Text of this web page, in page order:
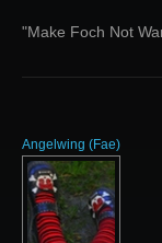
"Make Foch Not
Angelwing (Fae)